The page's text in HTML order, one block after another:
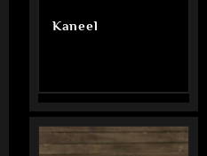
Kaneel